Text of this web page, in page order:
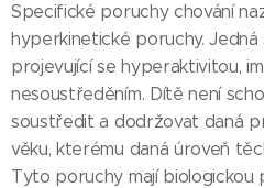
Specifické poruchy chování
hyperkinetické poruchy.
projevující se hyperaktivitou,
nesoustředěním. Dítě není
soustředit a dodržovat daná
věku, kterému daná úroveň
Tyto poruchy mají biologickou